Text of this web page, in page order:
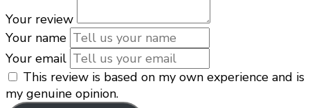
Your review
Your name
Your email
This review is based on my own experience and is
my genuine opinion.